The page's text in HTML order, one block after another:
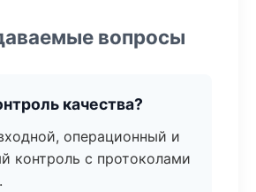
вопросы
качества?
операционный и
контроль с протоколами